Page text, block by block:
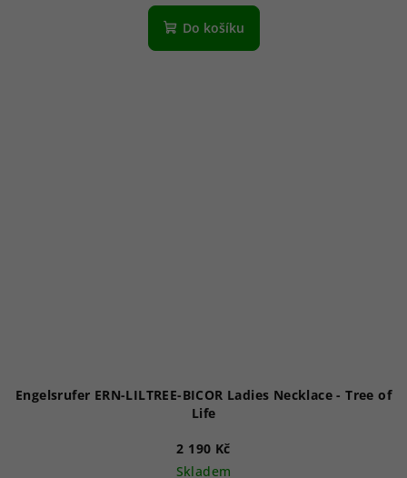
Do košíku
Engelsrufer ERN-LILTREE-BICOR Ladies Necklace - Tree of
Life
2 190 Kč
Skladem